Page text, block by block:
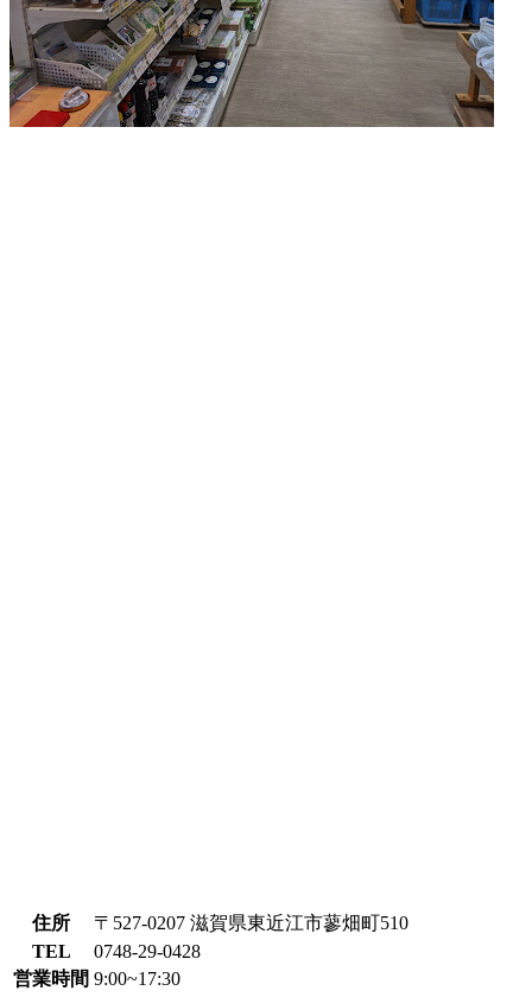
住所
〒527-0207 滋賀県東近江市蓼畑町510
TEL
0748-29-0428
営業時間 9:00~17:30